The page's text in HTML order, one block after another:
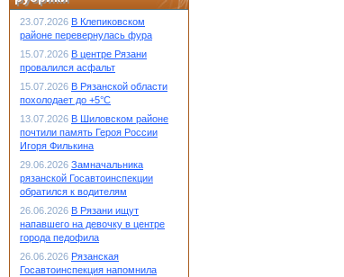
23.07.2026 В Клепиковском
районе перевернулась фура
15.07.2026 В центре Рязани
провалился асфальт
15.07.2026 В Рязанской области
похолодает до +5°С
13.07.2026 В Шиловском районе
почтили память Героя России
Игоря Филькина
29.06.2026 Замначальника
рязанской Госавтоинспекции
обратился к водителям
26.06.2026 В Рязани ищут
напавшего на девочку в центре
города педофила
26.06.2026 Рязанская
Госавтоинспекция напомнила